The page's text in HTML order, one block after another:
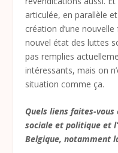
articulée, en parallèle
création d’une
nouvel état des luttes
pas remplies
intéressants, mais on
situation comme ça.
Quels liens faites-
sociale et politique et
Belgique, notamment